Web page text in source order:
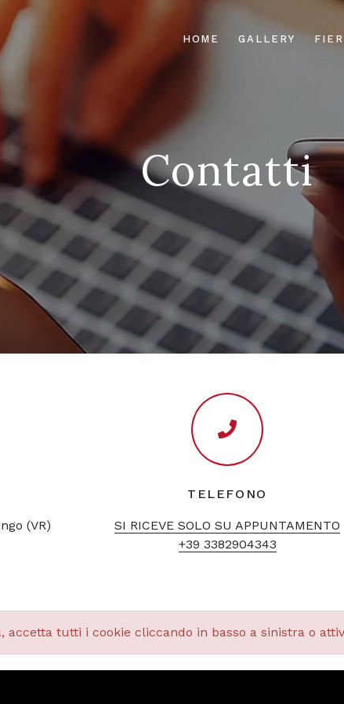
HOME GALLERY
Contatti
(VR)
TELEFONO
SI RICEVE SOLO SU APPUNTAMENTO
+39 3382904343
accetta tutti i cookie cliccando in basso a sinistra o